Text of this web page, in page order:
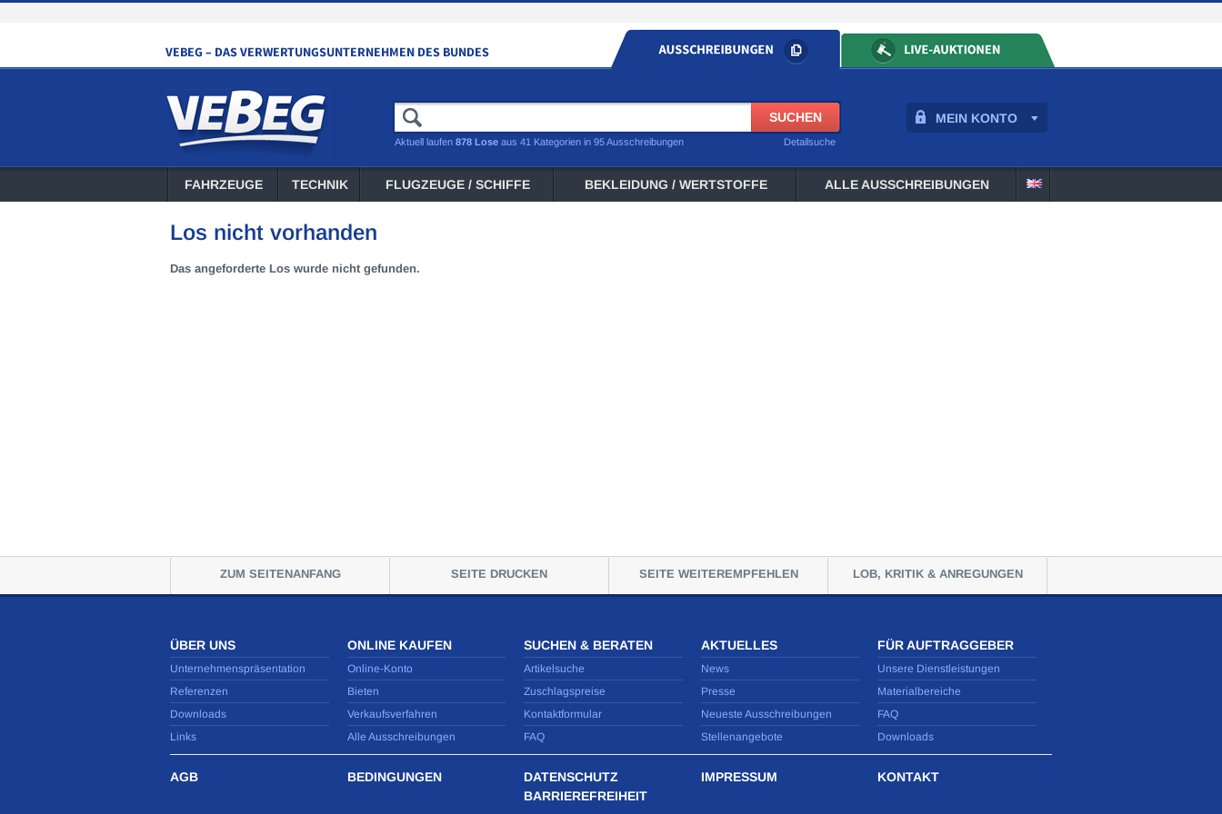
MEIN KONTO
Detailsuche
Aktuell laufen 878 Lose aus 41 Kategorien in 95 Ausschreibungen
FAHRZEUGE TECHNIK FLUGZEUGE / SCHIFFE BEKLEIDUNG / WERTSTOFFE ALLE AUSSCHREIBUNGEN
Los nicht vorhanden
Das angeforderte Los wurde nicht gefunden.
ZUM SEITENANFANG SEITE DRUCKEN SEITE WEITEREMPFEHLEN LOB, KRITIK & ANREGUNGEN
ÜBER UNS
Unternehmenspräsentation
Referenzen
Downloads
Links
ONLINE KAUFEN
Online-Konto
Bieten
Verkaufsverfahren
Alle Ausschreibungen
SUCHEN & BERATEN
Artikelsuche
Zuschlagspreise
Kontaktformular
FAQ
AKTUELLES
News
Presse
Neueste Ausschreibungen
Stellenangebote
FÜR AUFTRAGGEBER
Unsere Dienstleistungen
Materialbereiche
FAQ
Downloads
AGB BEDINGUNGEN
DATENSCHUTZ
BARRIEREFREIHEIT
IMPRESSUM KONTAKT